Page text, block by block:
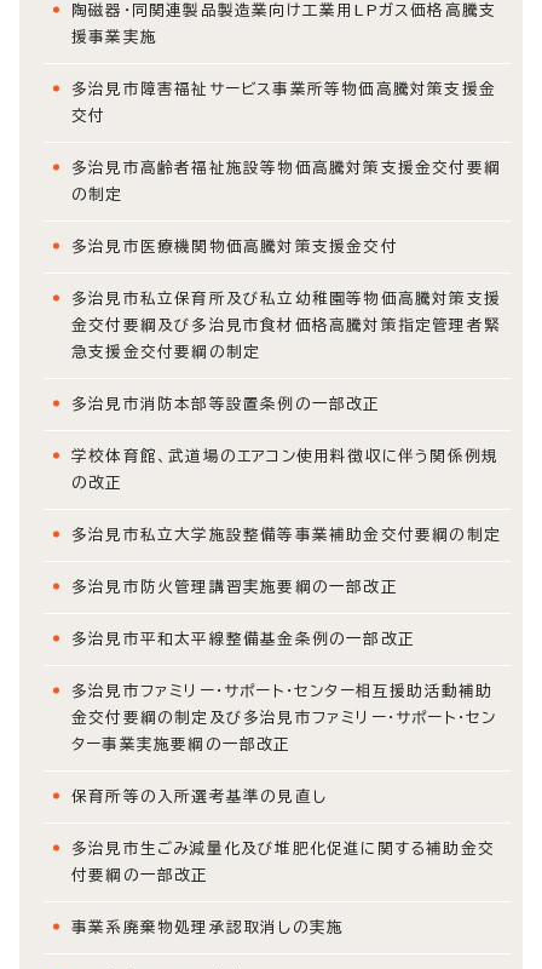
陶磁器・同関連製品製造業向け工業用LPガス価格高騰支
援事業実施
多治見市障害福祉サービス事業所等物価高騰対策支援金
交付
多治見市高齢者福祉施設等物価高騰対策支援金交付要綱
の制定
多治見市医療機関物価高騰対策支援金交付
多治見市私立保育所及び私立幼稚園等物価高騰対策支援
金交付要綱及び多治見市食材価格高騰対策指定管理者緊
急支援金交付要綱の制定
多治見市消防本部等設置条例の一部改正
学校体育館、武道場のエアコン使用料徴収に伴う関係例規
の改正
多治見市私立大学施設整備等事業補助金交付要綱の制定
多治見市防火管理講習実施要綱の一部改正
多治見市平和太平線整備基金条例の一部改正
多治見市ファミリー・サポート・センター相互援助活動補助
金交付要綱の制定及び多治見市ファミリー・サポート・セン
ター事業実施要綱の一部改正
保育所等の入所選考基準の見直し
多治見市生ごみ減量化及び堆肥化促進に関する補助金交
付要綱の一部改正
事業系廃棄物処理承認取消しの実施